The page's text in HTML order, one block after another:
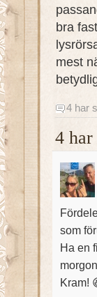
bra
mest
4 har
4
som
Ha en
Kram!